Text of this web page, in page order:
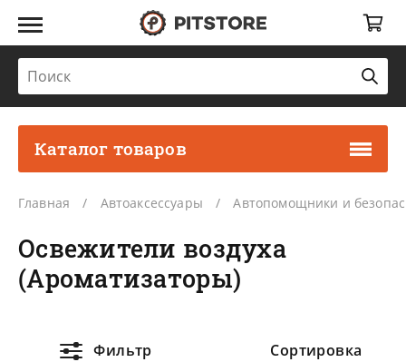
Каталог товаров
Главная Автоаксессуары Автопомощники и
Освежители воздуха
(Ароматизаторы)
Фильтр Сортировка